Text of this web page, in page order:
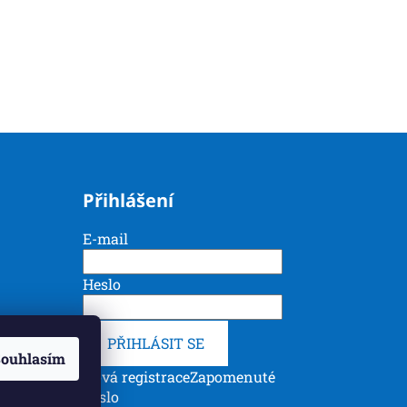
Přihlášení
E-mail
Heslo
PŘIHLÁSIT SE
Nová registraceZapomenuté
heslo